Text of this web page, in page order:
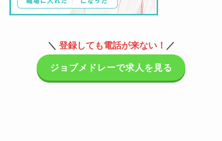
＼ 登録しても電話が来ない！ ／
ジョブメドレーで求人を見る